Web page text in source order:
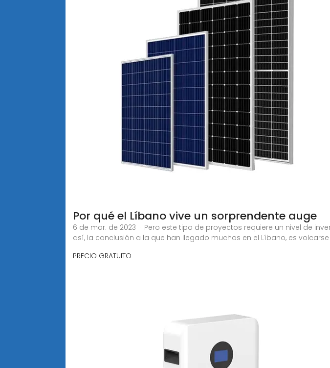
Por qué el Líbano vive un sorprendente auge
6 de mar. de 2023 · Pero este tipo de proyectos requiere un nivel de
así, la conclusión a la que han llegado muchos en el Líbano, es volcarse
PRECIO GRATUITO